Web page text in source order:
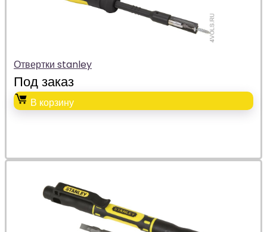
Отвертки stanley
Под заказ
В корзину